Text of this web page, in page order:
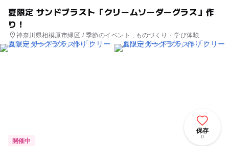
夏限定 サンドブラスト「クリームソーダーグラス」作
り！
神奈川県相模原市緑区 / 季節のイベント , ものづくり・学び体験
保存
0
開催中